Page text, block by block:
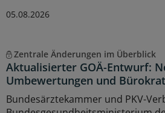
05.08.2026
Zentrale Änderungen im Überblick
Aktualisierter GOÄ-Entwurf:
Umbewertungen und
Bundesärztekammer und PKV-